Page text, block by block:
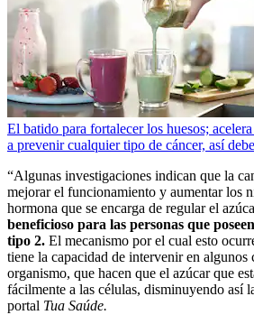
El batido para fortalecer los huesos;
a prevenir cualquier tipo de cáncer, así
“Algunas investigaciones indican que la
mejorar el funcionamiento y aumentar los
hormona que se encarga de regular el
beneficioso para las personas que
tipo 2. El mecanismo por el cual esto
tiene la capacidad de intervenir en algunos
organismo, que hacen que el azúcar que
fácilmente a las células, disminuyendo así
portal Tua Saúde.